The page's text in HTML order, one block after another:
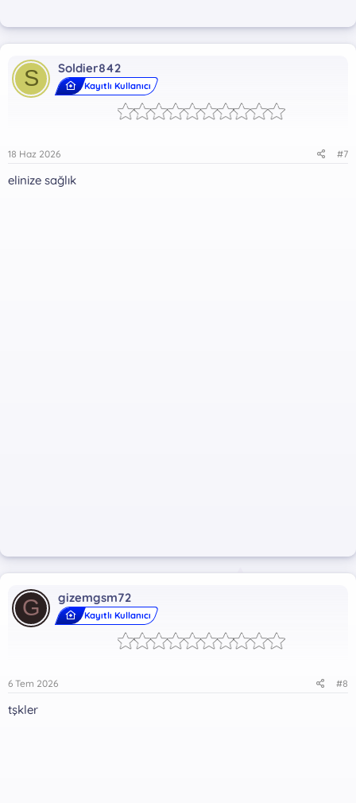
S Soldier842
Kayıtlı Kullanıcı
18 Haz 2026 #7
elinize sağlık
G gizemgsm72
Kayıtlı Kullanıcı
6 Tem 2026 #8
tşkler